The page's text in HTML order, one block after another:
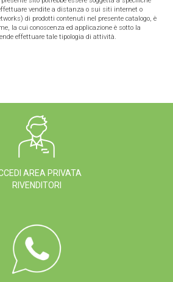
vendite a distanza o sui siti internet o
di prodotti contenuti nel presente catalogo, è
la cui conoscenza ed applicazione è sotto la
effettuare tale tipologia di attività.
AREA PRIVATA
RIVENDITORI